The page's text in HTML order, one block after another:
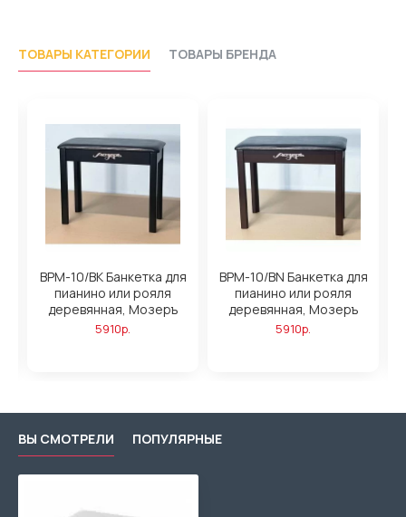
ТОВАРЫ КАТЕГОРИИ ТОВАРЫ БРЕНДА
BPM-10/BK Банкетка для
пианино или рояля
деревянная, Мозеръ
5910р.
BPM-10/BN Банкетка для
пианино или рояля
деревянная, Мозеръ
5910р.
ВЫ СМОТРЕЛИ ПОПУЛЯРНЫЕ